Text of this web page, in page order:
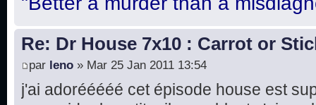
Re: Dr House 7x10 : Carrot or
par leno » Mar 25 Jan 2011 13:54
j'ai adorééééé cet épisode house est